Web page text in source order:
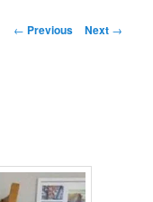
Post
← Previous Next →